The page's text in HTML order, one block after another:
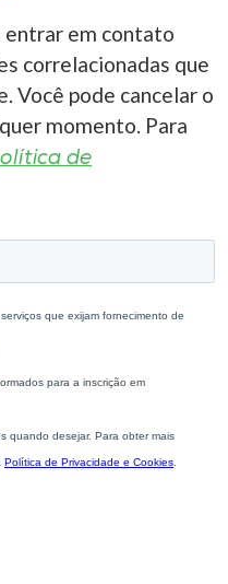
entrar em contato
correlacionadas que
Você pode cancelar o
momento. Para
de